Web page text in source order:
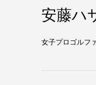
安藤ハ
女子プロゴルフ